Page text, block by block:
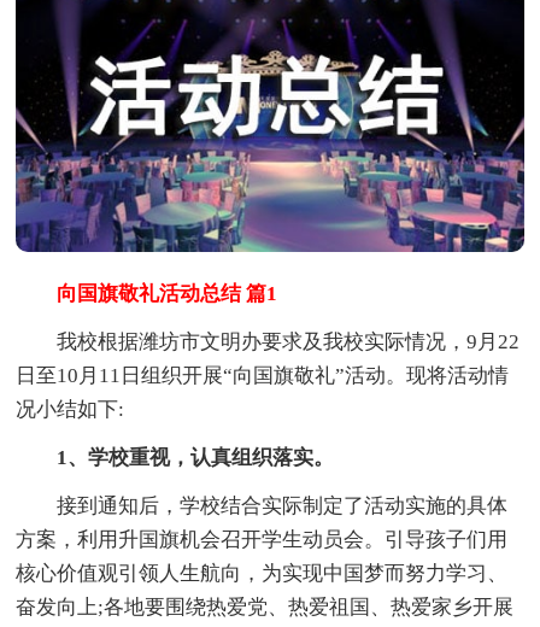
向国旗敬礼活动总结 篇1
我校根据潍坊市文明办要求及我校实际情况，9月22
日至10月11日组织开展“向国旗敬礼”活动。现将活动情
况小结如下:
1、学校重视，认真组织落实。
接到通知后，学校结合实际制定了活动实施的具体
方案，利用升国旗机会召开学生动员会。引导孩子们用
核心价值观引领人生航向，为实现中国梦而努力学习、
奋发向上;各地要围绕热爱党、热爱祖国、热爱家乡开展